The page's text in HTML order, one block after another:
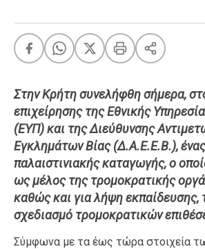
Xmas
LIFE
Food
Body+Mind
Ταξίδια
Style
Σπίτι
Family
Σχέσεις
Στην Κρήτη συνελήφθη σήμερα,
επιχείρησης της Εθνικής
(ΕΥΠ) και της Διεύθυνσης
Εγκλημάτων Βίας (Δ.Α.Ε.Ε.Β.),
παλαιστινιακής καταγωγής, ο
ως μέλος της τρομοκρατικής
καθώς και για λήψη εκπαίδευσης,
σχεδιασμό τρομοκρατικών
Σύμφωνα με τα έως τώρα στοιχεία